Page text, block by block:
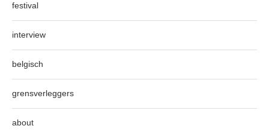
festival
interview
belgisch
grensverleggers
about